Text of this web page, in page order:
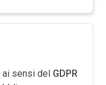
ai sensi del GDPR